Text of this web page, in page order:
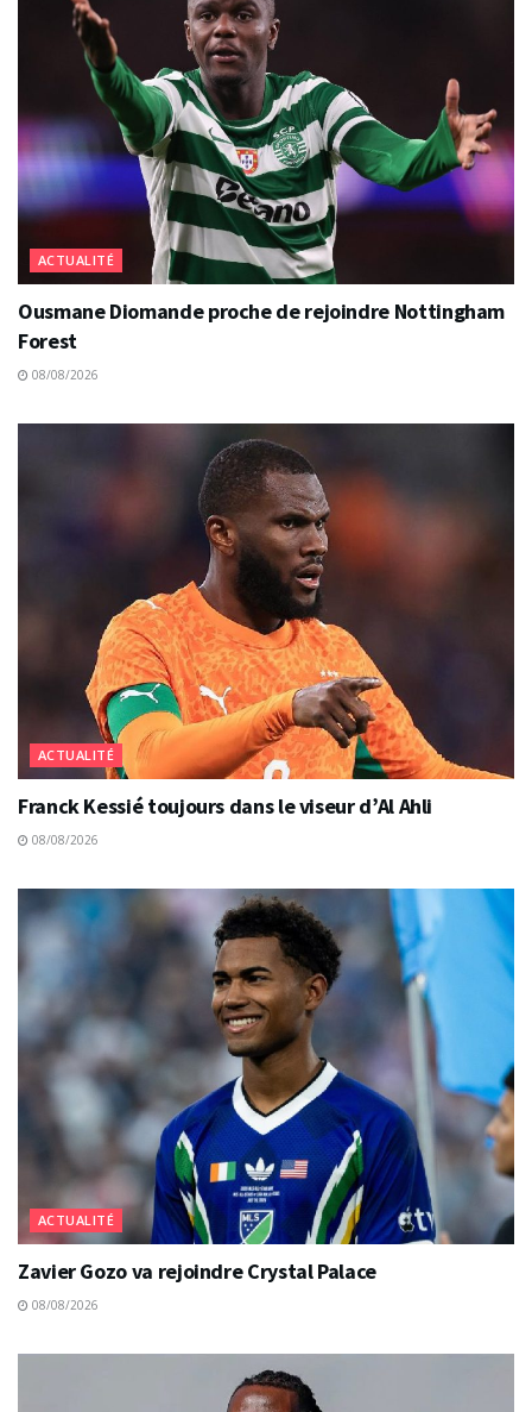
ACTUALITÉ
Ousmane Diomande proche de rejoindre Nottingham
Forest
08/08/2026
ACTUALITÉ
Franck Kessié toujours dans le viseur d’Al Ahli
08/08/2026
ACTUALITÉ
Zavier Gozo va rejoindre Crystal Palace
08/08/2026